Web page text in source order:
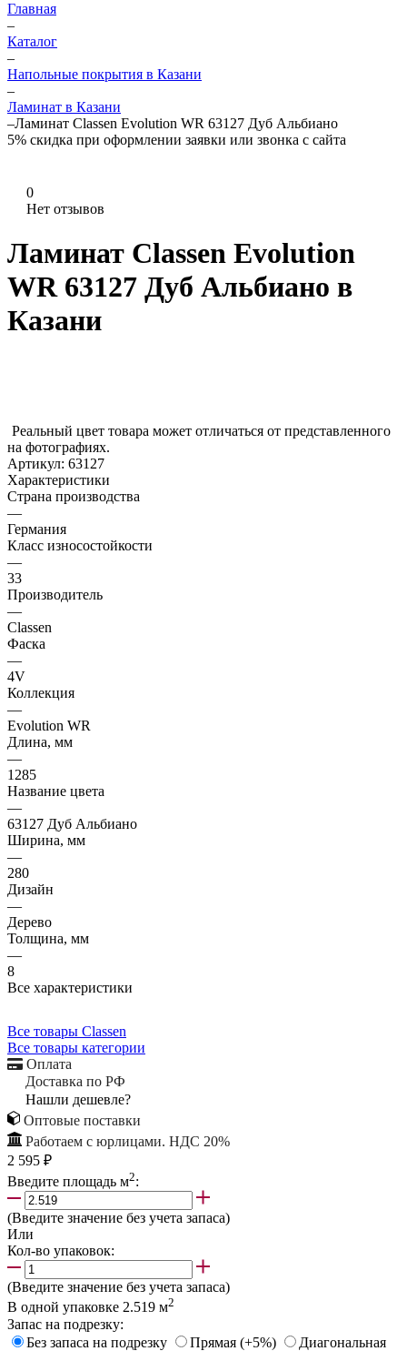
Главная
–
Каталог
–
Напольные покрытия в Казани
–
Ламинат в Казани
–Ламинат Classen Evolution WR 63127 Дуб Альбиано
5% скидка при оформлении заявки или звонка с сайта
0
Нет отзывов
Ламинат Classen Evolution
WR 63127 Дуб Альбиано в
Казани
Реальный цвет товара может отличаться от представленного
на фотографиях.
Артикул: 63127
Характеристики
Страна производства
—
Германия
Класс износостойкости
—
33
Производитель
—
Classen
Фаска
—
4V
Коллекция
—
Evolution WR
Длина, мм
—
1285
Название цвета
—
63127 Дуб Альбиано
Ширина, мм
—
280
Дизайн
—
Дерево
Толщина, мм
—
8
Все характеристики
Все товары Classen
Все товары категории
Оплата
Доставка по РФ
Нашли дешевле?
Оптовые поставки
Работаем с юрлицами. НДС 20%
2 595 ₽
Введите площадь м2:
(Введите значение без учета запаса)
Или
Кол-во упаковок:
(Введите значение без учета запаса)
В одной упаковке 2.519 м2
Запас на подрезку:
Без запаса на подрезку
Прямая (+5%)
Диагональная